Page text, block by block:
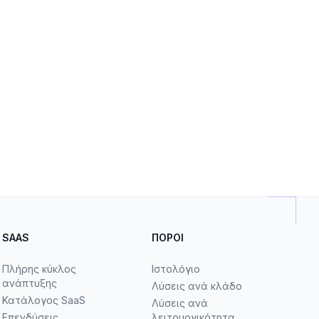
SAAS
Πλήρης κύκλος
ανάπτυξης
Κατάλογος SaaS
ΠΌΡΟΙ
Ιστολόγιο
Λύσεις ανά κλάδο
Λύσεις ανά